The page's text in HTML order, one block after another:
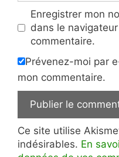
Enregistrer mon
dans le
commentaire.
Prévenez-moi par
mon commentaire.
Ce site utilise
indésirables. En